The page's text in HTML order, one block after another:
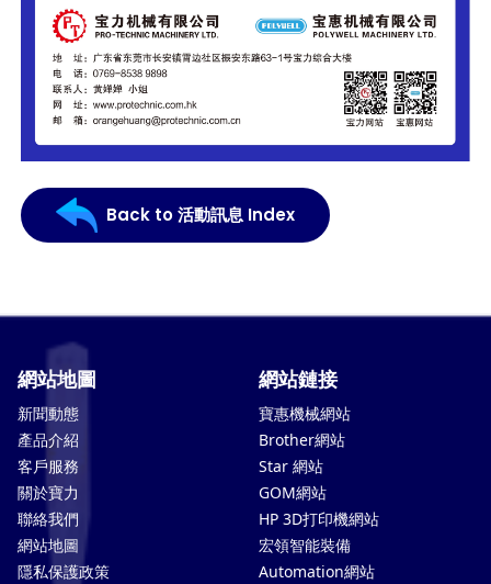
Back to 活動訊息 Index
網站地圖
新聞動態
產品介紹
客戶服務
關於寶力
聯絡我們
網站地圖
隱私保護政策
網站鏈接
寶惠機械網站
Brother網站
Star 網站
GOM網站
HP 3D打印機網站
宏領智能裝備
Automation網站